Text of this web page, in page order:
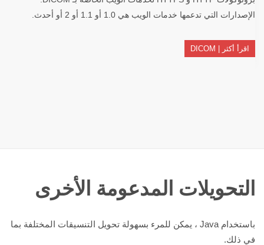
الإصدارات التي تدعمها خدمات الويب هي 1.0 أو 1.1 أو 2 أو أحدث.
اقرأ أكثر | DICOM
التحويلات المدعومة الأخرى
باستخدام Java ، يمكن للمرء بسهولة تحويل التنسيقات المختلفة بما
في ذلك.